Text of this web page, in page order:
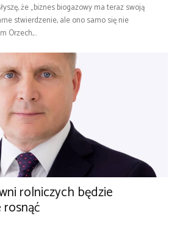
że „biznes biogazowy ma teraz swoją
stwierdzenie, ale ono samo się nie
Orzech,...
rolniczych będzie